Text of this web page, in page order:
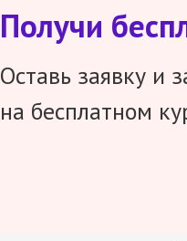
Получи
Оставь заявку и
на бесплатном